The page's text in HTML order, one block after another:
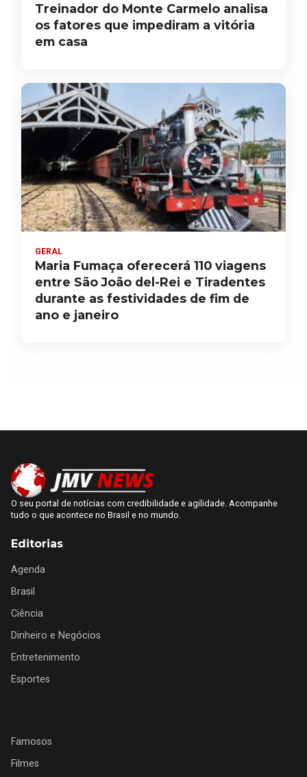
Treinador do Monte Carmelo analisa
os fatores que impediram a vitória
em casa
GERAL
Maria Fumaça oferecerá 110 viagens
entre São João del-Rei e Tiradentes
durante as festividades de fim de
ano e janeiro
O seu portal de notícias com credibilidade e agilidade. Acompanhe
tudo o que acontece no Brasil e no mundo.
Editorias
Agenda
Brasil
Ciência
Dinheiro e Negócios
Entretenimento
Esportes
Famosos
Filmes